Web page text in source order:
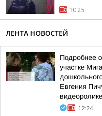
10:25
ЛЕНТА НОВОСТЕЙ
Подробнее
участке
Евгения
видеоролике
12:24